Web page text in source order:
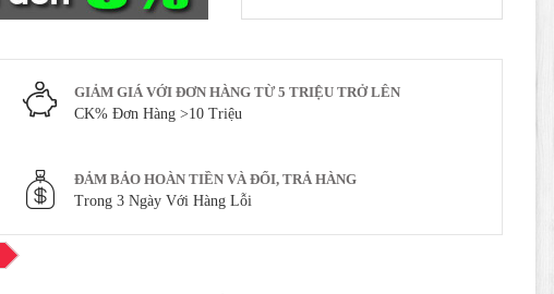
GIẢM GIÁ VỚI ĐƠN HÀNG TỪ 5 TRIỆU TRỞ LÊN
CK% Đơn Hàng >10 Triệu
ĐẢM BẢO HOÀN TIỀN VÀ ĐỔI, TRẢ HÀNG
Trong 3 Ngày Với Hàng Lỗi